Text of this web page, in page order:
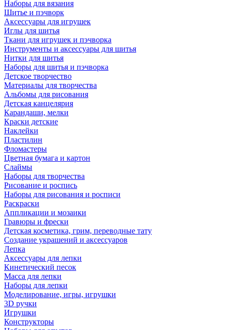
Наборы для вязания
Шитье и пэчворк
Аксессуары для игрушек
Иглы для шитья
Ткани для игрушек и пэчворка
Инструменты и аксессуары для шитья
Нитки для шитья
Наборы для шитья и пэчворка
Детское творчество
Материалы для творчества
Альбомы для рисования
Детская канцелярия
Карандаши, мелки
Краски детские
Наклейки
Пластилин
Фломастеры
Цветная бумага и картон
Слаймы
Наборы для творчества
Рисование и роспись
Наборы для рисования и росписи
Раскраски
Аппликации и мозаики
Гравюры и фрески
Детская косметика, грим, переводные тату
Создание украшений и аксессуаров
Лепка
Аксессуары для лепки
Кинетический песок
Масса для лепки
Наборы для лепки
Моделирование, игры, игрушки
3D ручки
Игрушки
Конструкторы